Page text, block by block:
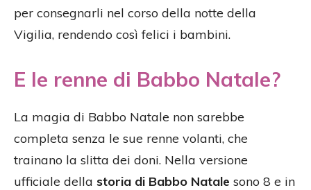
per consegnarli nel corso della notte della
Vigilia, rendendo così felici i bambini.
E le renne di Babbo Natale?
La magia di Babbo Natale non sarebbe
completa senza le sue renne volanti, che
trainano la slitta dei doni. Nella versione
ufficiale della storia di Babbo Natale sono 8 e in